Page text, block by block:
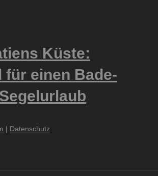
Küste:
für einen Bade-
| Datenschutz